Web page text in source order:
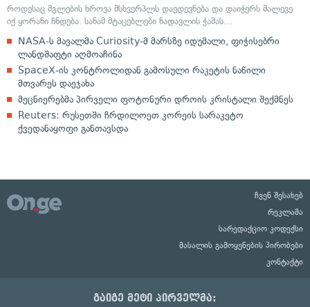
როდესაც მგლების ხროვა მსხვერპლს დაედევნება და დაიჭერს მალევე
იქ ყორანი ჩნდება. სანამ მტაცებლები ნადავლის ჭამას…
NASA-ს მავალმა Curiosity-მ მარსზე იდუმალი, ფიჭისებრი
ლანდშაფტი აღმოაჩინა
SpaceX-ის კონტროლიდან გამოსული რაკეტის ნაწილი
მთვარეს დაეჯახა
მეცნიერებმა პირველი ფოტონური დროის კრისტალი შექმნეს
Reuters: რუსეთში ჩრდილოეთ კორეის სარაკეტო
ქვედანაყოფი განთავსდა
ჩვენ შესახებ
რეკლამა
სარედაქციო კოდექსი
მასალის გამოყენების პირობები
კონტაქტი
გაიგე მეტი პირველმა: